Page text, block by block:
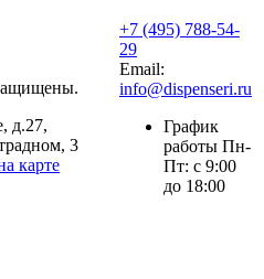
д.27,
3
карте
+7 (495) 788-54-
29
Email:
info@dispenseri.ru
График
работы Пн-
Пт: с 9:00
до 18:00